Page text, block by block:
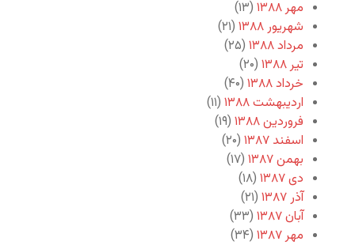
مهر ۱۳۸۸
(۱۳)
شهریور ۱۳۸۸
(۲۱)
مرداد ۱۳۸۸
(۲۵)
تیر ۱۳۸۸
(۲۰)
خرداد ۱۳۸۸
(۴۰)
اردیبهشت ۱۳۸۸
(۱۱)
فروردین ۱۳۸۸
(۱۹)
اسفند ۱۳۸۷
(۲۰)
بهمن ۱۳۸۷
(۱۷)
دی ۱۳۸۷
(۱۸)
آذر ۱۳۸۷
(۲۱)
آبان ۱۳۸۷
(۳۳)
مهر ۱۳۸۷
(۳۴)